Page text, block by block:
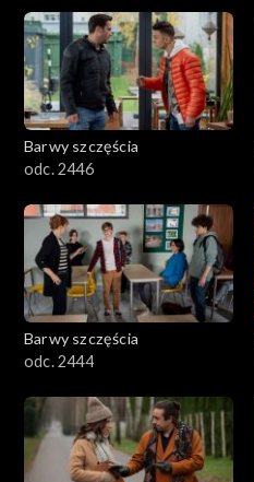
Barwy szczęścia
odc. 2446
Barwy szczęścia
odc. 2444